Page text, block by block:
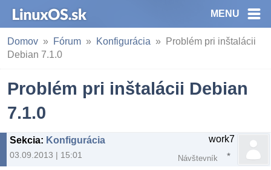
MENU
Domov Fórum Konfigurácia
Problém pri inštalácii
Debian 7.1.0
Problém pri inštalácii Debian
7.1.0
Sekcia: Konfigurácia
03.09.2013 | 15:01
work7
Návštevník